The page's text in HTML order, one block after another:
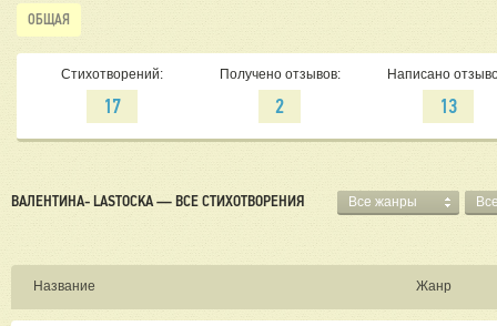
ОБЩАЯ
Стихотворений:
17
Получено отзывов:
2
Написано
13
ВАЛЕНТИНА- LASTOCKA — ВСЕ СТИХОТВОРЕНИЯ Все жанры
Название Жанр